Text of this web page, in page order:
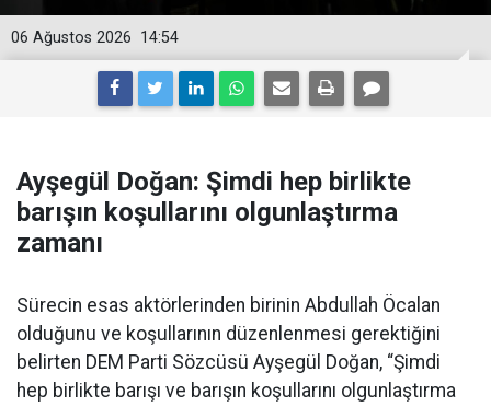
14:54
06 Ağustos 2026
Ayşegül Doğan: Şimdi hep birlikte
barışın koşullarını olgunlaştırma
zamanı
Sürecin esas aktörlerinden birinin Abdullah Öcalan
olduğunu ve koşullarının düzenlenmesi gerektiğini
belirten DEM Parti Sözcüsü Ayşegül Doğan, “Şimdi
hep birlikte barışı ve barışın koşullarını olgunlaştırma